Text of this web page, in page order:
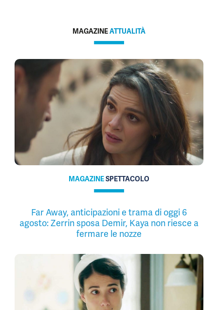
MAGAZINEATTUALITÀ
MAGAZINESPETTACOLO
Far Away, anticipazioni e trama di oggi 6
agosto: Zerrin sposa Demir, Kaya non riesce a
fermare le nozze